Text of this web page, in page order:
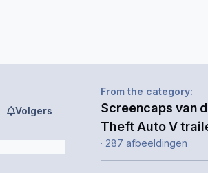
Volgers
From the category:
Screencaps van
Theft Auto V
· 287 afbeeldingen